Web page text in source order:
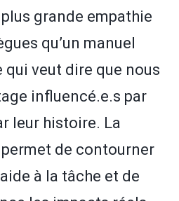
grande empathie
qu’un manuel
qui veut dire que nous
influencé.e.s par
leur histoire. La
de contourner
à la tâche et de